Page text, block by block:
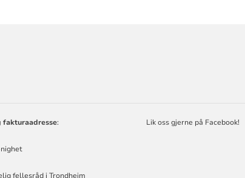
fakturaadresse:
fellesråd i Trondheim
Lik oss gjerne på Facebook!